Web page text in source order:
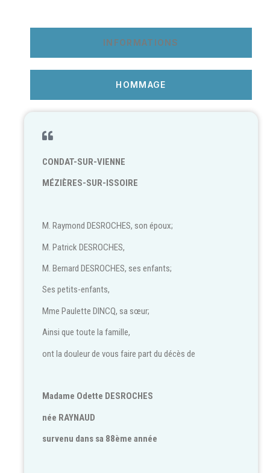
INFORMATIONS
HOMMAGE
CONDAT-SUR-VIENNE
MÉZIÈRES-SUR-ISSOIRE
M. Raymond DESROCHES, son époux;
M. Patrick DESROCHES,
M. Bernard DESROCHES, ses enfants;
Ses petits-enfants,
Mme Paulette DINCQ, sa sœur;
Ainsi que toute la famille,
ont la douleur de vous faire part du décès de
Madame Odette DESROCHES
née RAYNAUD
survenu dans sa 88ème année